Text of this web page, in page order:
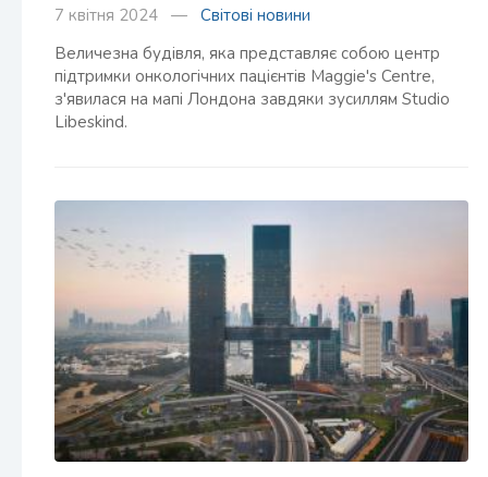
7 квітня 2024 — Світові новини
Величезна будівля, яка представляє собою центр
підтримки онкологічних пацієнтів Maggie's Centre,
з'явилася на мапі Лондона завдяки зусиллям Studio
Libeskind.